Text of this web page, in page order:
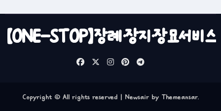
【ONE-STOP】장례·장지·장묘서비스
Copyright © All rights reserved | Newsair by Themeansar.